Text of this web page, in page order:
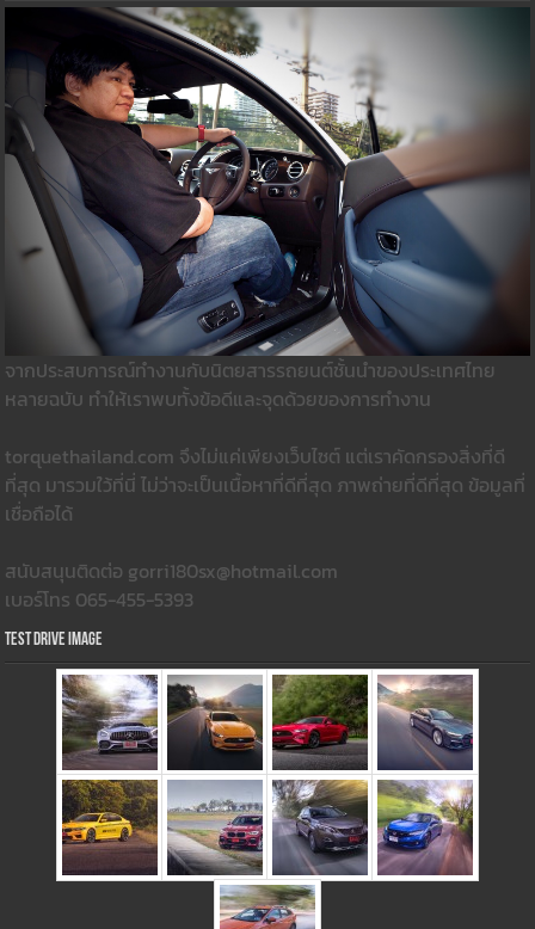
จากประสบการณ์ทำงานกับนิตยสารรถยนต์ชั้นนำของประเทศไทย
หลายฉบับ ทำให้เราพบทั้งข้อดีและจุดด้วยของการทำงาน
torquethailand.com จึงไม่แค่เพียงเว็บไซต์ แต่เราคัดกรองสิ่งที่ดี
ที่สุด มารวมใว้ที่นี่ ไม่ว่าจะเป็นเนื้อหาที่ดีที่สุด ภาพถ่ายที่ดีที่สุด ข้อมูลที่
เชื่อถือได้
สนับสนุนติดต่อ gorri180sx@hotmail.com
เบอร์โทร 065-455-5393
Test Drive Image